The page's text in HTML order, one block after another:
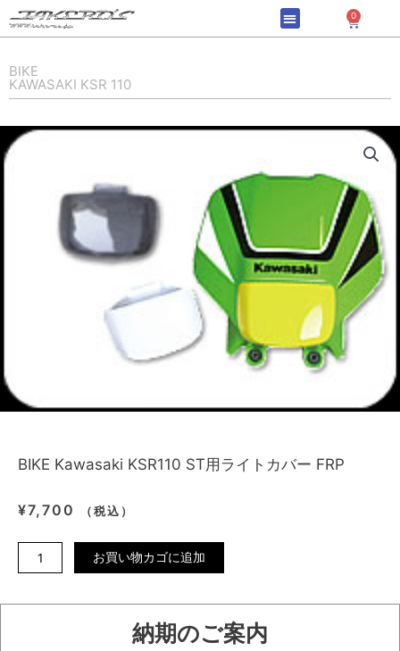
容
ス
キ
プ
0
Cart
BIKE
KAWASAKI KSR 110
BIKE Kawasaki KSR110 ST用ライトカバー FRP
¥7,700 （税込）
BIKE
Kawasaki
お買い物カゴに追加
納期のご案内